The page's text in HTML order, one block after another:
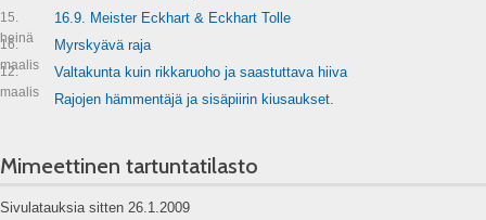
15.
heinä
16.9. Meister Eckhart & Eckhart Tolle
16.
maalis
Myrskyävä raja
12.
maalis
Valtakunta kuin rikkaruoho ja saastuttava hiiva
Rajojen hämmentäjä ja sisäpiirin kiusaukset.
Mimeettinen tartuntatilasto
Sivulatauksia sitten 26.1.2009